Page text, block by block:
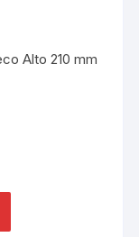
Alto 210 mm